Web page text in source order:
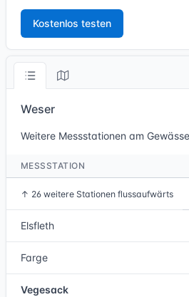
Kostenlos testen
Weser
Weitere Messstationen am
MESSSTATION
↑ 26 weitere Stationen flussaufwärts
Elsfleth
Farge
Vegesack